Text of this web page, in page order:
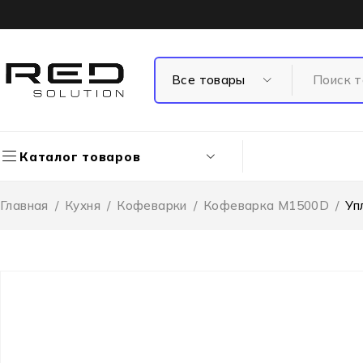
Каталог товаров
Главная / Кухня / Кофеварки / Кофеварка M1500D /